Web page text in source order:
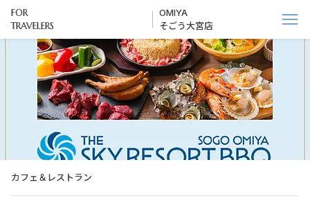
FOR
TRAVELERS
OMIYA
そごう大宮店
カフェ＆レストラン